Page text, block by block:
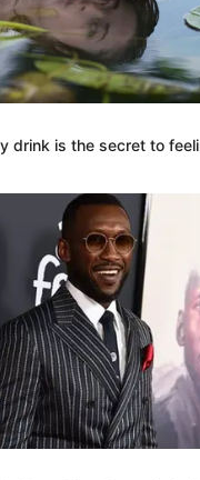
drink is the secret to